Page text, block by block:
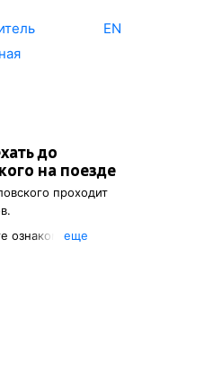
EN
до
на поезде
проходит
с
eще